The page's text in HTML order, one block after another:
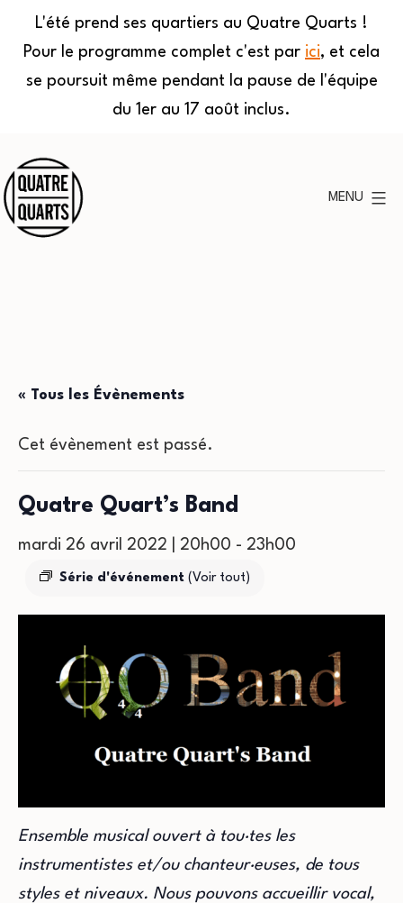
L'été prend ses quartiers au Quatre Quarts !
Pour le programme complet c'est par ici, et cela
se poursuit même pendant la pause de l'équipe
du 1er au 17 août inclus.
au
contenu
MENU
« Tous les Évènements
Cet évènement est passé.
Quatre Quart’s Band
mardi 26 avril 2022 | 20h00 - 23h00
Série d'événement (Voir tout)
Ensemble musical ouvert à tou·tes les
instrumentistes et/ou chanteur·euses, de tous
styles et niveaux. Nous pouvons accueillir vocal,